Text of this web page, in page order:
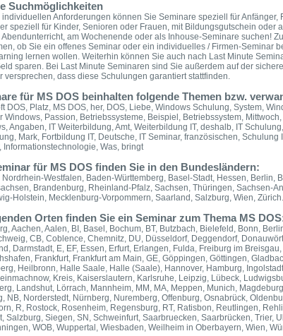
Suchmöglichkeiten
individuellen Anforderungen können Sie Seminare speziell für Anfänger,
speziell für Kinder, Senioren oder Frauen, mit Bildungsgutschein oder
Abendunterricht, am Wochenende oder als Inhouse-Seminare suchen!
ob Sie ein offenes Seminar oder ein individuelles / Firmen-Seminar
lernen wollen. Weiterhin können Sie auch nach Last Minute
sparen. Bei Last Minute Seminaren sind Sie außerdem auf der
versprechen, dass diese Schulungen garantiert stattfinden.
für MS DOS beinhalten folgende Themen bzw.
DOS, Platz, MS DOS, her, DOS, Liebe, Windows Schulung, System,
Windows, Passion, Betriebssysteme, Beispiel, Betriebssystem,
Angaben, IT Weiterbildung, Amt, Weiterbildung IT, deshalb, IT
Mark, Fortbildung IT, Deutsche, IT Seminar, französischen, Schulung
Informationstechnologie, Was, bringt
für MS DOS finden Sie in den Bundesländern:
Nordrhein-Westfalen, Baden-Württemberg, Basel-Stadt, Hessen, Berlin,
Brandenburg, Rheinland-Pfalz, Sachsen, Thüringen, Sachsen-
Holstein, Mecklenburg-Vorpommern, Saarland, Salzburg, Wien, Zürich.
Orten finden Sie ein Seminar zum Thema MS
Aachen, Aalen, BI, Basel, Bochum, BT, Butzbach, Bielefeld, Bonn,
CB, Coblence, Chemnitz, DU, Düsseldorf, Deggendorf,
Darmstadt, E, EF, Essen, Erfurt, Erlangen, Fulda, Freiburg im
Frankfurt, Frankfurt am Main, GE, Göppingen, Göttingen,
Heilbronn, Halle Saale, Halle (Saale), Hannover, Hamburg,
Kreis, Kaiserslautern, Karlsruhe, Leipzig, Lübeck,
Landshut, Lörrach, Mannheim, MM, MA, Meppen, Munich,
NB, Norderstedt, Nürnberg, Nuremberg, Offenburg, Osnabrück,
R, Rostock, Rosenheim, Regensburg, RT, Ratisbon, Reutlingen,
Salzburg, Siegen, SN, Schweinfurt, Saarbruecken, Saarbrücken, Trier,
WOB, Wuppertal, Wiesbaden, Weilheim in Oberbayern, Wien,